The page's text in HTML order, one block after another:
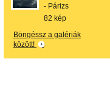
- Párizs
82 kép
Böngéssz a galériák
között!